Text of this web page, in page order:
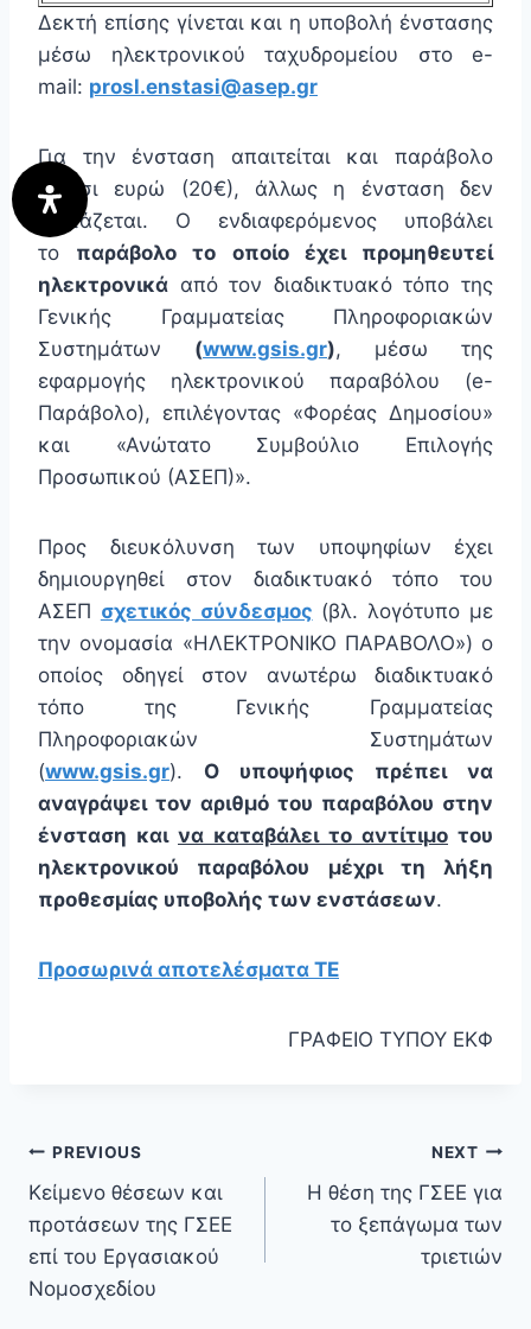
Δεκτή επίσης γίνεται και η υποβολή ένστασης
μέσω ηλεκτρονικού ταχυδρομείου στο e-
mail: prosl.enstasi@asep.gr
Για την ένσταση απαιτείται και παράβολο
είκοσι ευρώ (20€), άλλως η ένσταση δεν
εξετάζεται. Ο ενδιαφερόμενος υποβάλει
το παράβολο το οποίο έχει προμηθευτεί
ηλεκτρονικά από τον διαδικτυακό τόπο της
Γενικής Γραμματείας Πληροφοριακών
Συστημάτων (www.gsis.gr), μέσω της
εφαρμογής ηλεκτρονικού παραβόλου (e-
Παράβολο), επιλέγοντας «Φορέας Δημοσίου»
και «Ανώτατο Συμβούλιο Επιλογής
Προσωπικού (ΑΣΕΠ)».
Προς διευκόλυνση των υποψηφίων έχει
δημιουργηθεί στον διαδικτυακό τόπο του
ΑΣΕΠ σχετικός σύνδεσμος (βλ. λογότυπο με
την ονομασία «ΗΛΕΚΤΡΟΝΙΚΟ ΠΑΡΑΒΟΛΟ») ο
οποίος οδηγεί στον ανωτέρω διαδικτυακό
τόπο της Γενικής Γραμματείας
Πληροφοριακών Συστημάτων
(www.gsis.gr). Ο υποψήφιος πρέπει να
αναγράψει τον αριθμό του παραβόλου στην
ένσταση και να καταβάλει το αντίτιμο του
ηλεκτρονικού παραβόλου μέχρι τη λήξη
προθεσμίας υποβολής των ενστάσεων.
Προσωρινά αποτελέσματα ΤΕ
ΓΡΑΦΕΙΟ ΤΥΠΟΥ ΕΚΦ
PREVIOUS
Κείμενο θέσεων και
προτάσεων της ΓΣΕΕ
επί του Εργασιακού
Νομοσχεδίου
NEXT
Η θέση της ΓΣΕΕ για
το ξεπάγωμα των
τριετιών